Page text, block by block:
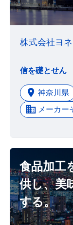
株式会社ヨ
信を礎とせん
神奈川県
メーカー
食品加工
供し、美
する。